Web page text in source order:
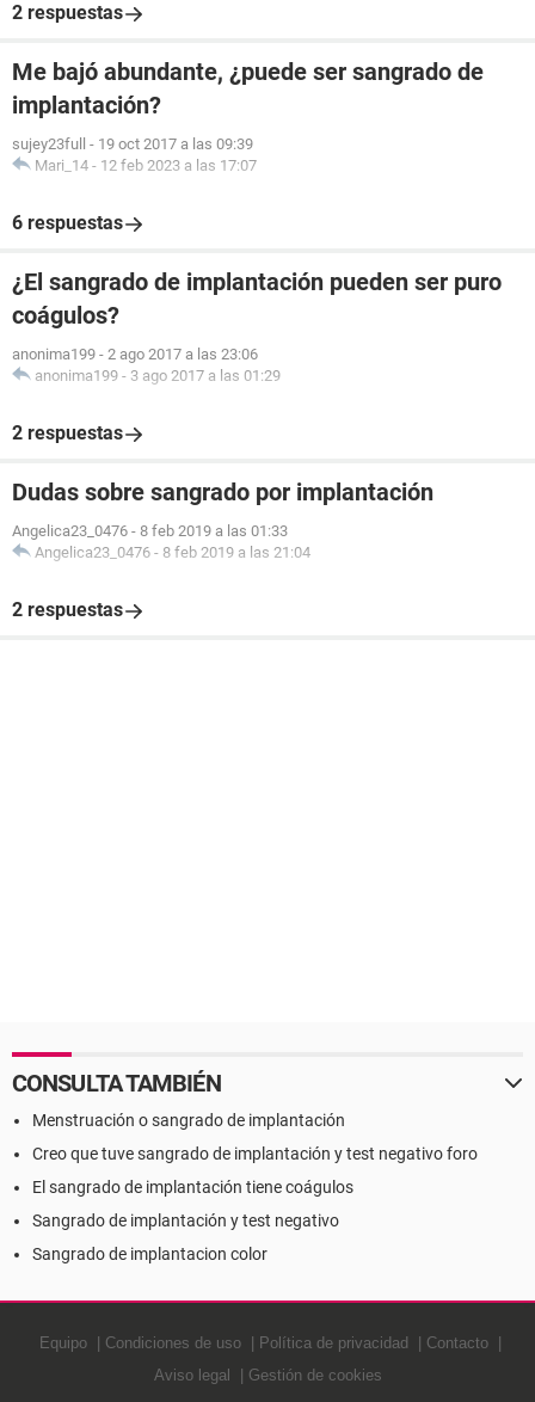
2 respuestas
Me bajó abundante, ¿puede ser sangrado de
implantación?
sujey23full - 19 oct 2017 a las 09:39
Mari_14 - 12 feb 2023 a las 17:07
6 respuestas
¿El sangrado de implantación pueden ser puro
coágulos?
anonima199 - 2 ago 2017 a las 23:06
anonima199 - 3 ago 2017 a las 01:29
2 respuestas
Dudas sobre sangrado por implantación
Angelica23_0476 - 8 feb 2019 a las 01:33
Angelica23_0476 - 8 feb 2019 a las 21:04
2 respuestas
CONSULTA TAMBIÉN
Menstruación o sangrado de implantación
Creo que tuve sangrado de implantación y test negativo foro
El sangrado de implantación tiene coágulos
Sangrado de implantación y test negativo
Sangrado de implantacion color
Equipo Condiciones de uso Política de privacidad
Contacto
Aviso legal
Gestión de cookies